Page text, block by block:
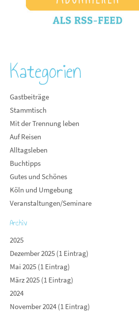
Kategorien
Gastbeiträge
Stammtisch
Mit der Trennung leben
Auf Reisen
Alltagsleben
Buchtipps
Gutes und Schönes
Köln und Umgebung
Veranstaltungen/Seminare
Archiv
2025
Dezember 2025 (1 Eintrag)
Mai 2025 (1 Eintrag)
März 2025 (1 Eintrag)
2024
November 2024 (1 Eintrag)